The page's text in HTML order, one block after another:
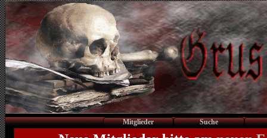
Mitglieder Suche